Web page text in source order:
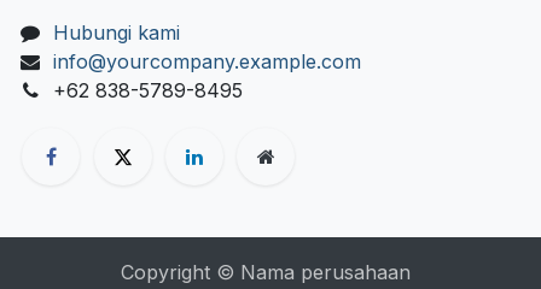
Hubungi kami
info@yourcompany.example.com
+62 838-5789-8495
Copyright © Nama perusahaan